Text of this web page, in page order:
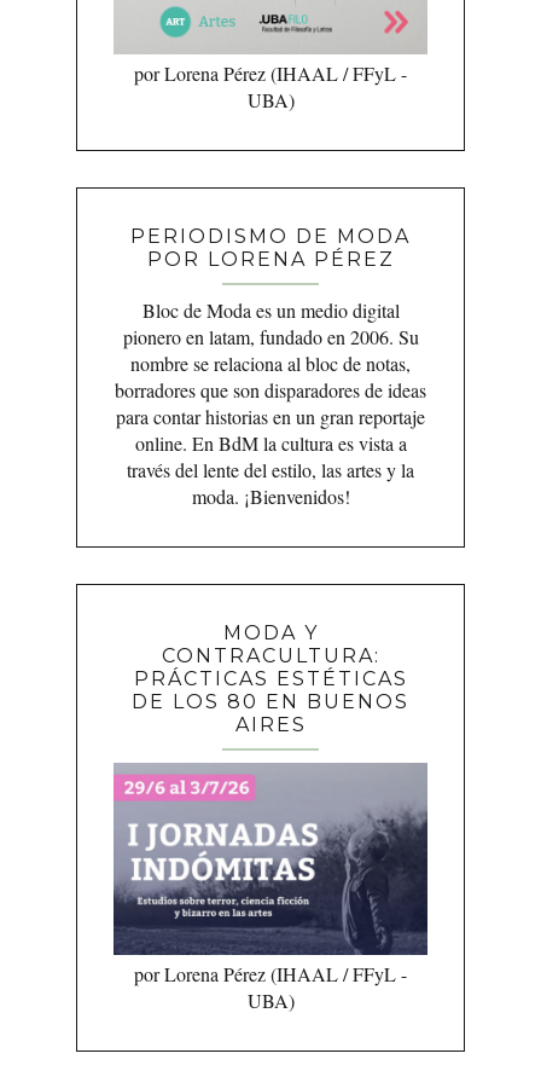
por Lorena Pérez (IHAAL / FFyL -
UBA)
PERIODISMO DE MODA
POR LORENA PÉREZ
Bloc de Moda es un medio digital
pionero en latam, fundado en 2006. Su
nombre se relaciona al bloc de notas,
borradores que son disparadores de ideas
para contar historias en un gran reportaje
online. En BdM la cultura es vista a
través del lente del estilo, las artes y la
moda. ¡Bienvenidos!
MODA Y
CONTRACULTURA:
PRÁCTICAS ESTÉTICAS
DE LOS 80 EN BUENOS
AIRES
por Lorena Pérez (IHAAL / FFyL -
UBA)